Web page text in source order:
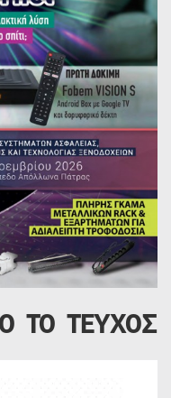
ΤΟ ΤΕΥΧΟΣ